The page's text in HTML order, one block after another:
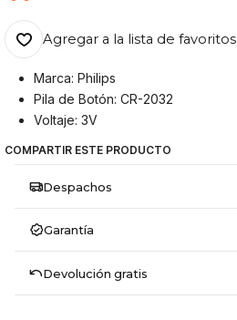
Agregar a la lista de favoritos
Marca: Philips
Pila de Botón: CR-2032
Voltaje: 3V
COMPARTIR ESTE PRODUCTO
Despachos
Garantía
Devolución gratis